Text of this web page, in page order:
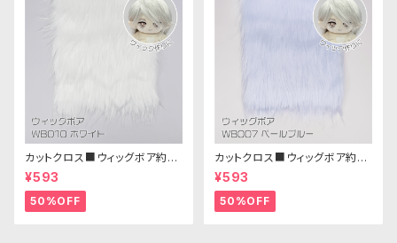
カットクロス■ウィッグボア約8c
m(ホワイト)WB010 ボア生地
25cm × 45cm
¥593
50%OFF
カットクロス■ウィッグボア約8c
m(ペールブルー)WB007ボア
生地 25cm × 45cm
¥593
50%OFF